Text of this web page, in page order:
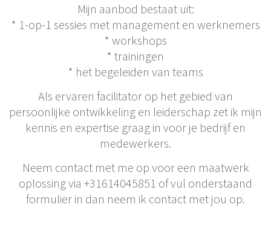
Mijn aanbod bestaat uit:
* 1-op-1 sessies met management en werknemers
* workshops
* trainingen
* het begeleiden van teams
Als ervaren facilitator op het gebied van
persoonlijke ontwikkeling en leiderschap zet ik mijn
kennis en expertise graag in voor je bedrijf en
medewerkers.
Neem contact met me op voor een maatwerk
oplossing via +31614045851 of vul onderstaand
formulier in dan neem ik contact met jou op.